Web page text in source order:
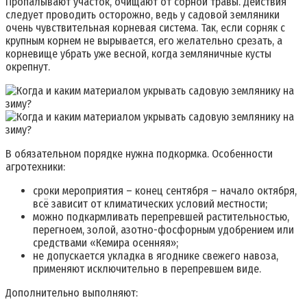
следует проводить осторожно, ведь у садовой земляники
очень чувствительная корневая система. Так, если сорняк с
крупным корнем не вырывается, его желательно срезать, а
корневище убрать уже весной, когда земляничные кусты
окрепнут.
В обязательном порядке нужна подкормка. Особенности
агротехники:
сроки мероприятия – конец сентября – начало октября,
всё зависит от климатических условий местности;
можно подкармливать перепревшей растительностью,
перегноем, золой, азотно-фосфорным удобрением или
средствами «Кемира осенняя»;
не допускается укладка в ягоднике свежего навоза,
применяют исключительно в перепревшем виде.
Дополнительно выполняют: